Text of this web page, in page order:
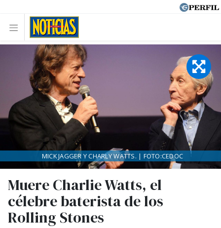
Muere Charlie Watts, el
célebre baterista de los
Rolling Stones
MICK JAGGER Y CHARLY WATTS. | FOTO:CEDOC